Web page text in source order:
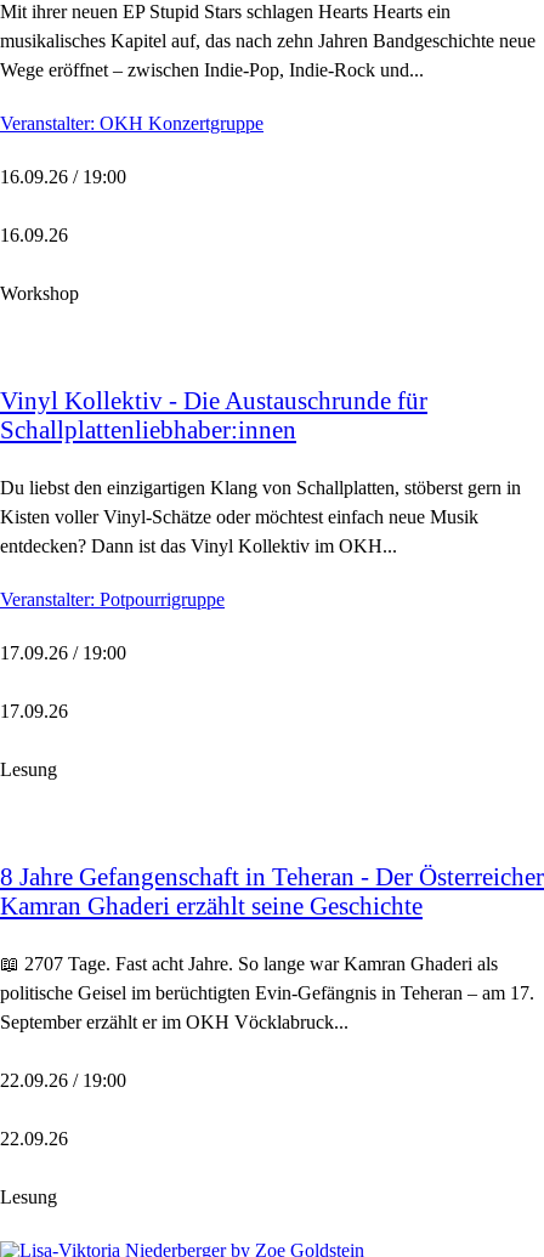
Mit ihrer neuen EP Stupid Stars schlagen Hearts Hearts ein
musikalisches Kapitel auf, das nach zehn Jahren Bandgeschichte neue
Wege eröffnet – zwischen Indie-Pop, Indie-Rock und...
Veranstalter: OKH Konzertgruppe
16.09.26 / 19:00
16.09.26
Workshop
Vinyl Kollektiv - Die Austauschrunde für
Schallplattenliebhaber:innen
Du liebst den einzigartigen Klang von Schallplatten, stöberst gern in
Kisten voller Vinyl-Schätze oder möchtest einfach neue Musik
entdecken? Dann ist das Vinyl Kollektiv im OKH...
Veranstalter: Potpourrigruppe
17.09.26 / 19:00
17.09.26
Lesung
8 Jahre Gefangenschaft in Teheran - Der Österreicher
Kamran Ghaderi erzählt seine Geschichte
📖 2707 Tage. Fast acht Jahre. So lange war Kamran Ghaderi als
politische Geisel im berüchtigten Evin-Gefängnis in Teheran – am 17.
September erzählt er im OKH Vöcklabruck...
22.09.26 / 19:00
22.09.26
Lesung